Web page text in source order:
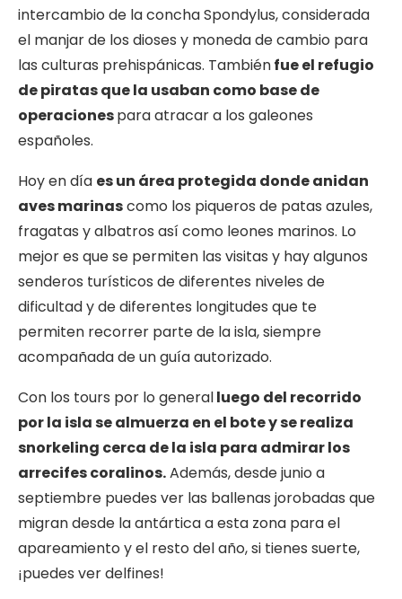
intercambio de la concha Spondylus, considerada
el manjar de los dioses y moneda de cambio para
las culturas prehispánicas. Tambiénfue el refugio
de piratas que la usaban como base de
operacionespara atracar a los galeones
españoles.
Hoy en día es un área protegida donde anidan
aves marinascomo los piqueros de patas azules,
fragatas y albatros así como leones marinos. Lo
mejor es que se permiten las visitas y hay algunos
senderos turísticos de diferentes niveles de
dificultad y de diferentes longitudes que te
permiten recorrer parte de la isla, siempre
acompañada de un guía autorizado.
Con los tours por lo generalluego del recorrido
por la isla se almuerza en el bote y se realiza
snorkeling cerca de la isla para admirar los
arrecifes coralinos.Además, desde junio a
septiembre puedes ver las ballenas jorobadas que
migran desde la antártica a esta zona para el
apareamiento y el resto del año, si tienes suerte,
¡puedes ver delfines!